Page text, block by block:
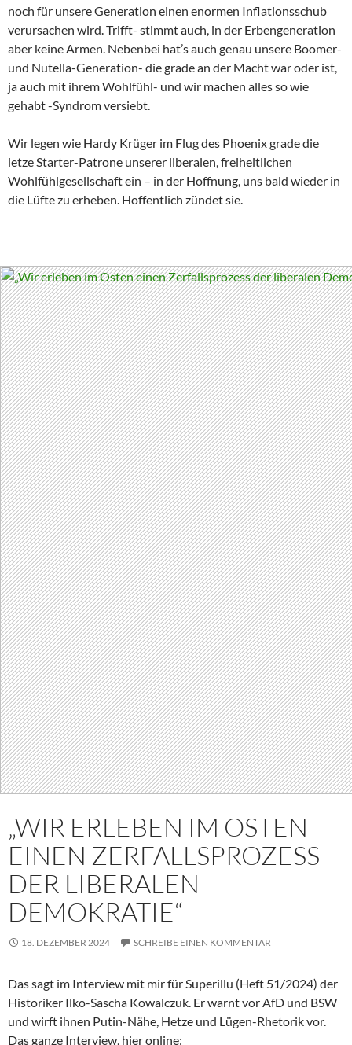
noch für unsere Generation einen enormen Inflationsschub
verursachen wird. Trifft- stimmt auch, in der Erbengeneration
aber keine Armen. Nebenbei hat’s auch genau unsere Boomer-
und Nutella-Generation- die grade an der Macht war oder ist,
ja auch mit ihrem Wohlfühl- und wir machen alles so wie
gehabt -Syndrom versiebt.
Wir legen wie Hardy Krüger im Flug des Phoenix grade die
letze Starter-Patrone unserer liberalen, freiheitlichen
Wohlfühlgesellschaft ein – in der Hoffnung, uns bald wieder in
die Lüfte zu erheben. Hoffentlich zündet sie.
„WIR ERLEBEN IM OSTEN
EINEN ZERFALLSPROZESS
DER LIBERALEN
DEMOKRATIE“
18. DEZEMBER 2024 SCHREIBE EINEN KOMMENTAR
Das sagt im Interview mit mir für Superillu (Heft 51/2024) der
Historiker Ilko-Sascha Kowalczuk. Er warnt vor AfD und BSW
und wirft ihnen Putin-Nähe, Hetze und Lügen-Rhetorik vor.
Das ganze Interview, hier online: